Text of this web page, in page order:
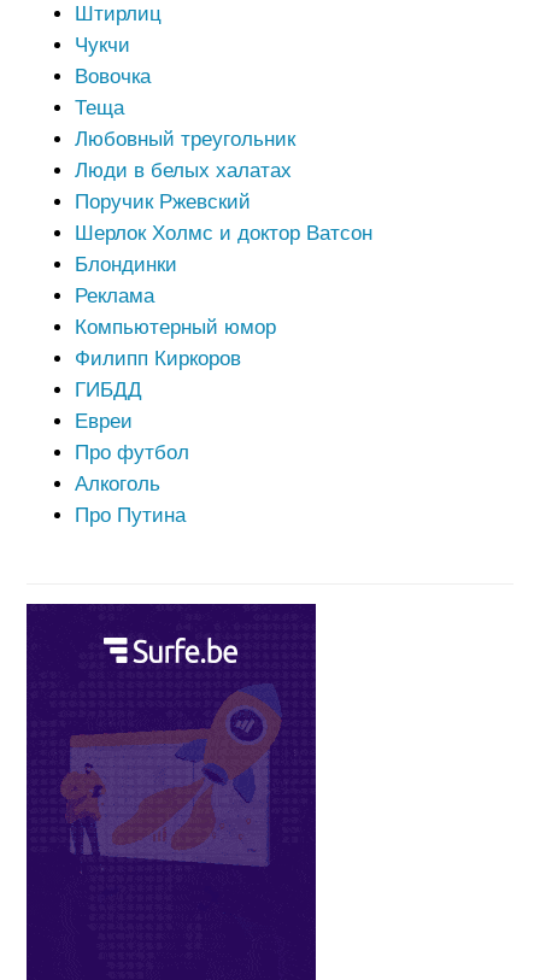
Штирлиц
Чукчи
Вовочка
Теща
Любовный треугольник
Люди в белых халатах
Поручик Ржевский
Шерлок Холмс и доктор Ватсон
Блондинки
Реклама
Компьютерный юмор
Филипп Киркоров
ГИБДД
Евреи
Про футбол
Алкоголь
Про Путина